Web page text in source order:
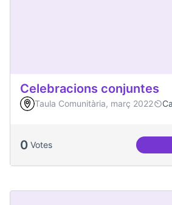
Celebracions conjuntes
Taula Comunitària, març 2022
0 Votes